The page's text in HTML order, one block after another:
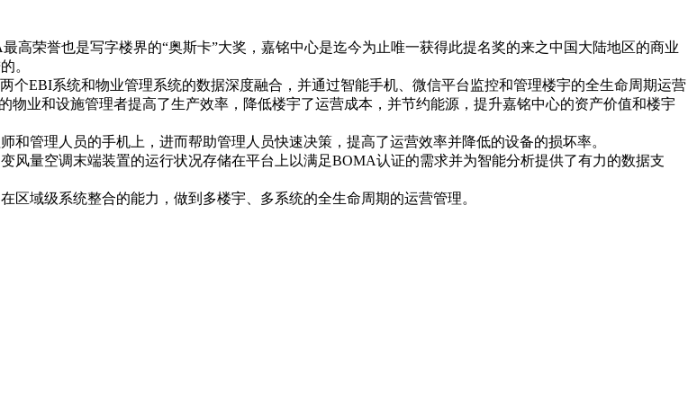
高荣誉也是写字楼界的“奥斯卡”大奖，嘉铭中心是迄今为止唯一获得此提名奖的来之中国大陆地区的商业
。
个EBI系统和物业管理系统的数据深度融合，并通过智能手机、微信平台监控和管理楼宇的全生命周期运营
业和设施管理者提高了生产效率，降低楼宇了运营成本，并节约能源，提升嘉铭中心的资产价值和楼宇
管理人员的手机上，进而帮助管理人员快速决策，提高了运营效率并降低的设备的损坏率。
风量空调末端装置的运行状况存储在平台上以满足BOMA认证的需求并为智能分析提供了有力的数据支
区域级系统整合的能力，做到多楼宇、多系统的全生命周期的运营管理。